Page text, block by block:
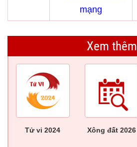
mạng
Xem thêm
Tử vi 2024 Xông đất 2026